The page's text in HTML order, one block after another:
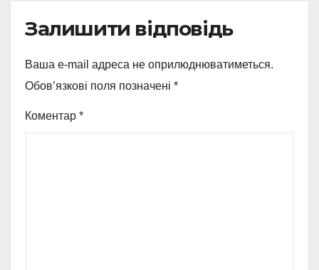
Залишити відповідь
Ваша e-mail адреса не оприлюднюватиметься.
Обов’язкові поля позначені *
Коментар *